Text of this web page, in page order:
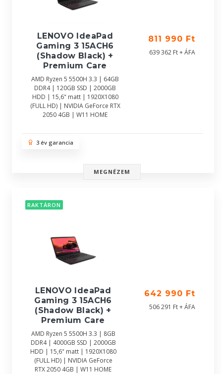
LENOVO IdeaPad
Gaming 3 15ACH6
(Shadow Black) +
Premium Care
AMD Ryzen 5 5500H 3.3 | 64GB
DDR4 | 120GB SSD | 2000GB
HDD | 15,6" matt | 1920X1080
(FULL HD) | NVIDIA GeForce RTX
2050 4GB | W11 HOME
811 990 Ft
639 362 Ft + ÁFA
3 év garancia
MEGNÉZEM
RAKTÁRON
LENOVO IdeaPad
Gaming 3 15ACH6
(Shadow Black) +
Premium Care
AMD Ryzen 5 5500H 3.3 | 8GB
DDR4 | 4000GB SSD | 2000GB
HDD | 15,6" matt | 1920X1080
(FULL HD) | NVIDIA GeForce
RTX 2050 4GB | W11 HOME
642 990 Ft
506 291 Ft + ÁFA